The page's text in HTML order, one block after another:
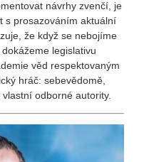
návrhy zvenčí, je
s prosazováním aktuální
že když se nebojíme
legislativu
věd respektovaným
hráč: sebevědomě,
odborné autority.